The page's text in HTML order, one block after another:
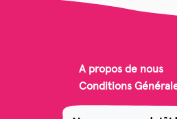
A propos de nous
Conditions